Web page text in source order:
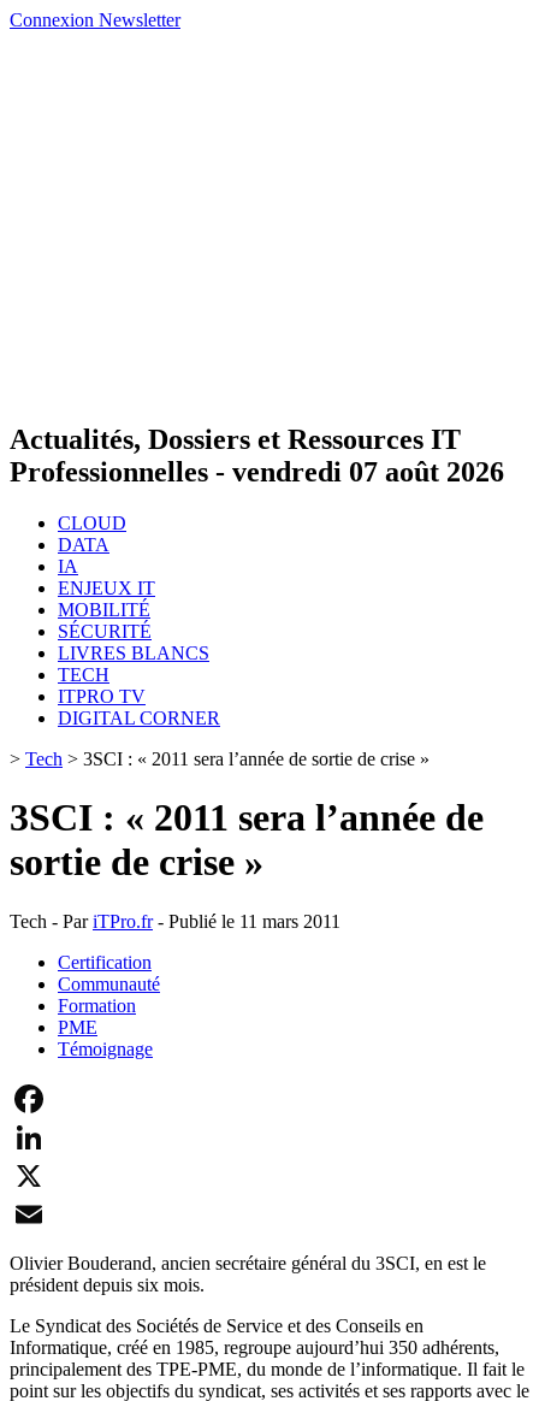
Connexion Newsletter
Actualités, Dossiers et Ressources IT
Professionnelles - vendredi 07 août 2026
CLOUD
DATA
IA
ENJEUX IT
MOBILITÉ
SÉCURITÉ
LIVRES BLANCS
TECH
ITPRO TV
DIGITAL CORNER
> Tech > 3SCI : « 2011 sera l’année de sortie de crise »
3SCI : « 2011 sera l’année de
sortie de crise »
Tech - PariTPro.fr- Publié le 11 mars 2011
Certification
Communauté
Formation
PME
Témoignage
Facebook
LinkedIn
X
Email
Olivier Bouderand, ancien secrétaire général du 3SCI, en est le
président depuis six mois.
Le Syndicat des Sociétés de Service et des Conseils en
Informatique, créé en 1985, regroupe aujourd’hui 350 adhérents,
principalement des TPE-PME, du monde de l’informatique. Il fait le
point sur les objectifs du syndicat, ses activités et ses rapports avec le